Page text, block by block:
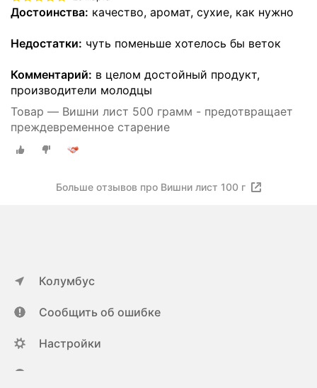
Достоинства: качество, аромат, сухие, как нужно
Недостатки: чуть поменьше хотелось бы веток
Комментарий: в целом достойный продукт,
производители молодцы
Товар — Вишни лист 500 грамм - предотвращает
преждевременное старение
Больше отзывов про Вишни лист 100 г
Колумбус
Сообщить об ошибке
Настройки